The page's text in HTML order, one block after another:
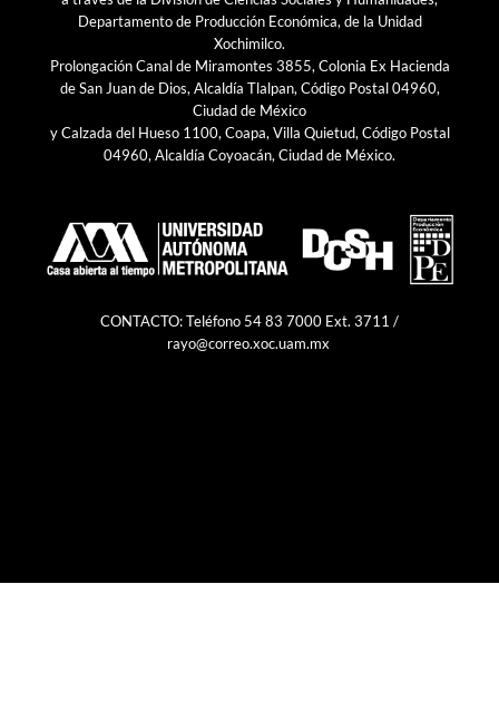
Departamento de Producción Económica, de la Unidad
Xochimilco.
Prolongación Canal de Miramontes 3855, Colonia Ex Hacienda
de San Juan de Dios, Alcaldía Tlalpan, Código Postal 04960,
Ciudad de México
y Calzada del Hueso 1100, Coapa, Villa Quietud, Código Postal
04960, Alcaldía Coyoacán, Ciudad de México.
CONTACTO: Teléfono 54 83 7000 Ext. 3711 /
rayo@correo.xoc.uam.mx